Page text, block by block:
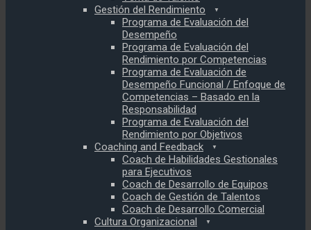
Gestión del Rendimiento
Programa de Evaluación del
Desempeño
Programa de Evaluación del
Rendimiento por Competencias
Programa de Evaluación de
Desempeño Funcional / Enfoque de
Competencias – Basado en la
Responsabilidad
Programa de Evaluación del
Rendimiento por Objetivos
Coaching and Feedback
Coach de Habilidades Gestionales
para Ejecutivos
Coach de Desarrollo de Equipos
Coach de Gestión de Talentos
Coach de Desarrollo Comercial
Cultura Organizacional